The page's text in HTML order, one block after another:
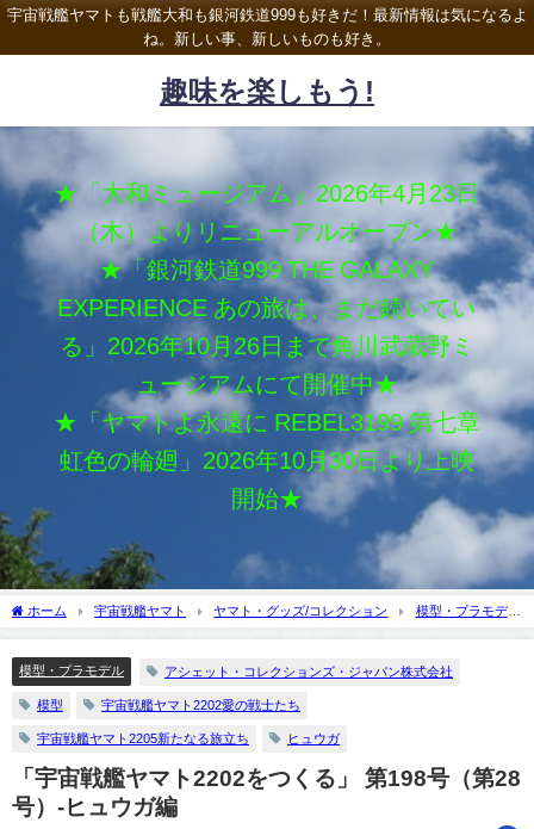
宇宙戦艦ヤマトも戦艦大和も銀河鉄道999も好きだ！最新情報は気になるよ
ね。新しい事、新しいものも好き。
趣味を楽しもう!
★「大和ミュージアム」2026年4月23日
（木）よりリニューアルオープン★
★「銀河鉄道999 THE GALAXY
EXPERIENCE あの旅は、まだ続いてい
る」2026年10月26日まで角川武蔵野ミ
ュージアムにて開催中★
★「ヤマトよ永遠に REBEL3199 第七章
虹色の輪廻」2026年10月30日より上映
開始★
ホーム 宇宙戦艦ヤマト ヤマト・グッズ/コレクション
模型・プラモデ
模型・プラモデル アシェット・コレクションズ・ジャパン株式会社
模型 宇宙戦艦ヤマト2202愛の戦士たち
宇宙戦艦ヤマト2205新たなる旅立ち ヒュウガ
「宇宙戦艦ヤマト2202をつくる」 第198号（第28
号）-ヒュウガ編